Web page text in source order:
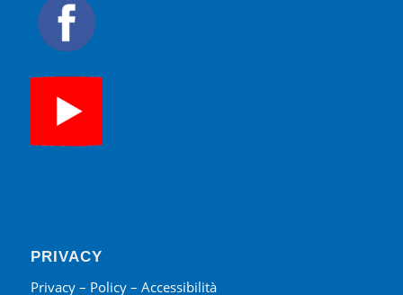
PRIVACY
Privacy – Policy – Accessibilità